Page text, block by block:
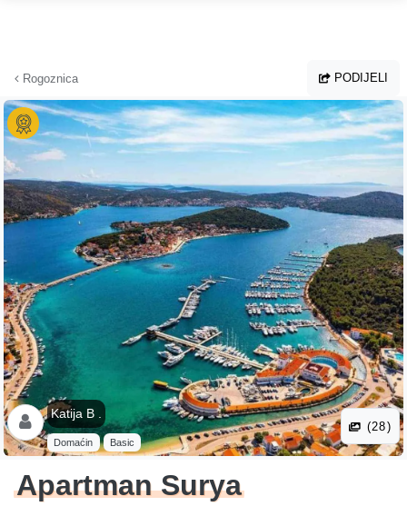
Rogoznica PODIJELI
Katija B .
Domaćin Basic
(28)
Apartman Surya